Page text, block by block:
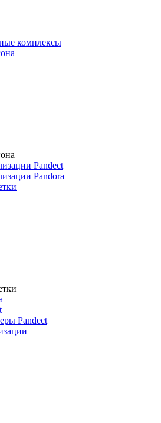
комплексы
Pandect
Pandora
Pandect